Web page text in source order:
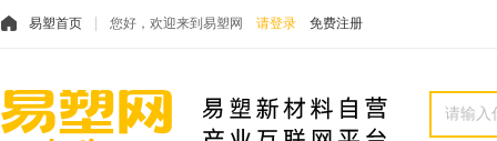
易塑首页 您好，欢迎来到易塑网 请登录 免费注册